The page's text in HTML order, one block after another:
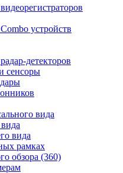
устройств
детекторов
сенсоры
вида
вида
рамках
обзора (360)